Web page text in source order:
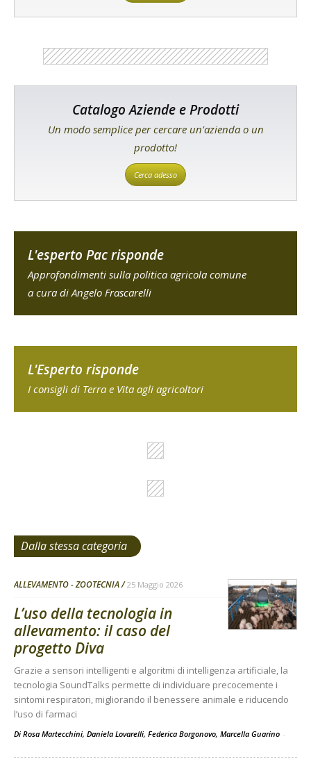
Catalogo Aziende e Prodotti
Un modo semplice per cercare un'azienda o un
prodotto!
Cerca adesso
L'esperto Pac risponde
Approfondimenti sulla politica agricola comune
a cura di Angelo Frascarelli
L'Esperto risponde
I consigli di Terra e Vita agli agricoltori
Dalla stessa categoria
ALLEVAMENTO - ZOOTECNIA 25 Maggio 2026
L’uso della tecnologia in
allevamento: il caso del
progetto Diva
Grazie a sensori intelligenti e algoritmi di intelligenza artificiale, la
tecnologia SoundTalks permette di individuare precocemente i
sintomi respiratori, migliorando il benessere animale e riducendo
l’uso di farmaci
Di Rosa Martecchini, Daniela Lovarelli, Federica Borgonovo, Marcella Guarino -